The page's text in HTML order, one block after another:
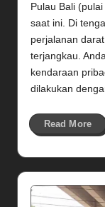
Pulau Bali
saat ini. Di
perjalanan
terjangkau.
kendaraan
dilakukan
Read More